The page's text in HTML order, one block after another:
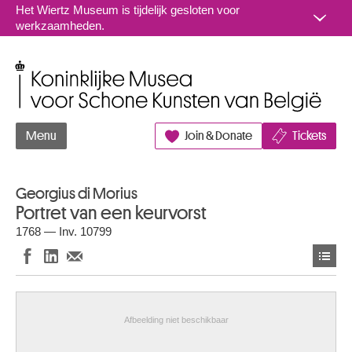
Naar inhoud
Het Wiertz Museum is tijdelijk gesloten voor
werkzaamheden.
Menu Join & Donate Tickets
Georgius di Morius
Portret van een keurvorst
1768 — Inv. 10799
Afbeelding niet beschikbaar